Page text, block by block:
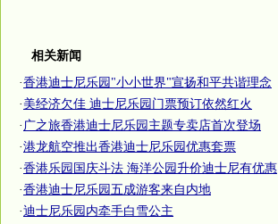
相关新闻
·香港迪士尼乐园"小小世界"宣扬和平共谐理念
·美经济欠佳 迪士尼乐园门票预订依然红火
· 广之旅香港迪士尼乐园主题专卖店首次登场
·港龙航空推出香港迪士尼乐园优惠套票
·香港乐园国庆斗法 海洋公园升价迪士尼有优惠
·香港迪士尼乐园五成游客来自内地
·迪士尼乐园内牵手白雪公主